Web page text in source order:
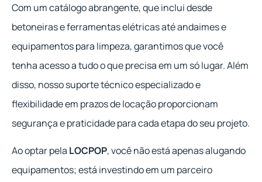
Com um catálogo abrangente, que inclui desde
betoneiras e ferramentas elétricas até andaimes e
equipamentos para limpeza, garantimos que você
tenha acesso a tudo o que precisa em um só lugar. Além
disso, nosso suporte técnico especializado e
flexibilidade em prazos de locação proporcionam
segurança e praticidade para cada etapa do seu projeto.
Ao optar pela LOCPOP, você não está apenas alugando
equipamentos; está investindo em um parceiro